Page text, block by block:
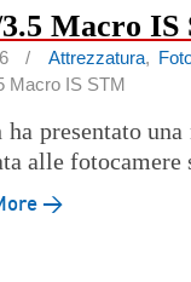
Macro IS
/Attrezzatura,
Macro IS STM
ha presentato
alle fotocamere
→